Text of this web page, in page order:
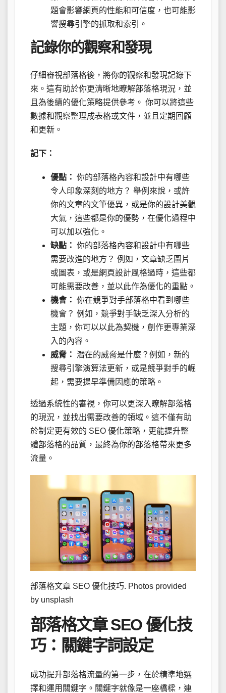
題會影響網頁的性能和可信度，也可能影
響搜尋引擎的抓取和索引。
記錄你的觀察和發現
仔細審視部落格後，將你的觀察和發現記錄下
來。這有助於你更清晰地瞭解部落格現況，並
且為後續的優化策略提供參考。 你可以將這些
數據和觀察整理成表格或文件，並且定期回顧
和更新。
記下：
優點： 你的部落格內容和設計中有哪些
令人印象深刻的地方？ 舉例來說，或許
你的文章的文筆優異，或是你的設計美觀
大氣，這些都是你的優勢，在優化過程中
可以加以強化。
缺點： 你的部落格內容和設計中有哪些
需要改進的地方？ 例如，文章缺乏圖片
或圖表，或是網頁設計風格過時，這些都
可能需要改善，並以此作為優化的重點。
機會： 你在競爭對手部落格中看到哪些
機會？ 例如，競爭對手缺乏深入分析的
主題，你可以以此為契機，創作更專業深
入的內容。
威脅： 潛在的威脅是什麼？例如，新的
搜尋引擎演算法更新，或是競爭對手的崛
起，需要提早準備因應的策略。
透過系統性的審視，你可以更深入瞭解部落格
的現況，並找出需要改善的領域。這不僅有助
於制定更有效的 SEO 優化策略，更能提升整
體部落格的品質，最終為你的部落格帶來更多
流量。
部落格文章 SEO 優化技巧. Photos provided
by unsplash
部落格文章 SEO 優化技
巧：關鍵字詞設定
成功提升部落格流量的第一步，在於精準地選
擇和運用關鍵字。關鍵字就像是一座橋樑，連